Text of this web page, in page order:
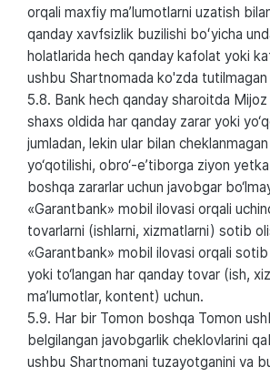
orqali maxfiy maʼlumotlarni uzatish
qanday xavfsizlik buzilishi boʻyicha
holatlarida hech qanday kafolat yoki
ushbu Shartnomada ko'zda tutilmagan
5.8. Bank hech qanday sharoitda Mijoz
shaxs oldida har qanday zarar yoki
jumladan, lekin ular bilan
yo‘qotilishi, obro‘-e’tiborga ziyon
boshqa zararlar uchun javobgar
«Garantbank» mobil ilovasi orqali
tovarlarni (ishlarni, xizmatlarni) sotib
«Garantbank» mobil ilovasi orqali
yoki to‘langan har qanday tovar (ish,
ma’lumotlar, kontent) uchun.
5.9. Har bir Tomon boshqa Tomon
belgilangan javobgarlik cheklovlarini
ushbu Shartnomani tuzayotganini va